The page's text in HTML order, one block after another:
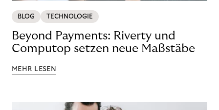
BLOG TECHNOLOGIE
Beyond Payments: Riverty und
Computop setzen neue Maßstäbe
MEHR LESEN